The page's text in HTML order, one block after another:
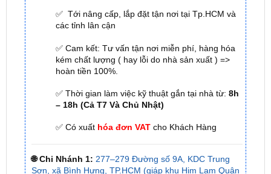
✅ Cam kết: Tư vấn tận nơi miễn phí, hàng hóa
kém chất lượng ( hay lỗi do nhà sản xuất ) =>
✅ Thời gian làm việc kỹ thuật gắn tại nhà từ:8h
– 18h (Cả T7 Và Chủ Nhật)
✅ Có xuấthóa đơn VATcho Khách Hàng
🌐 Chi Nhánh 1: 277–279 Đường số 9A, KDC Trung